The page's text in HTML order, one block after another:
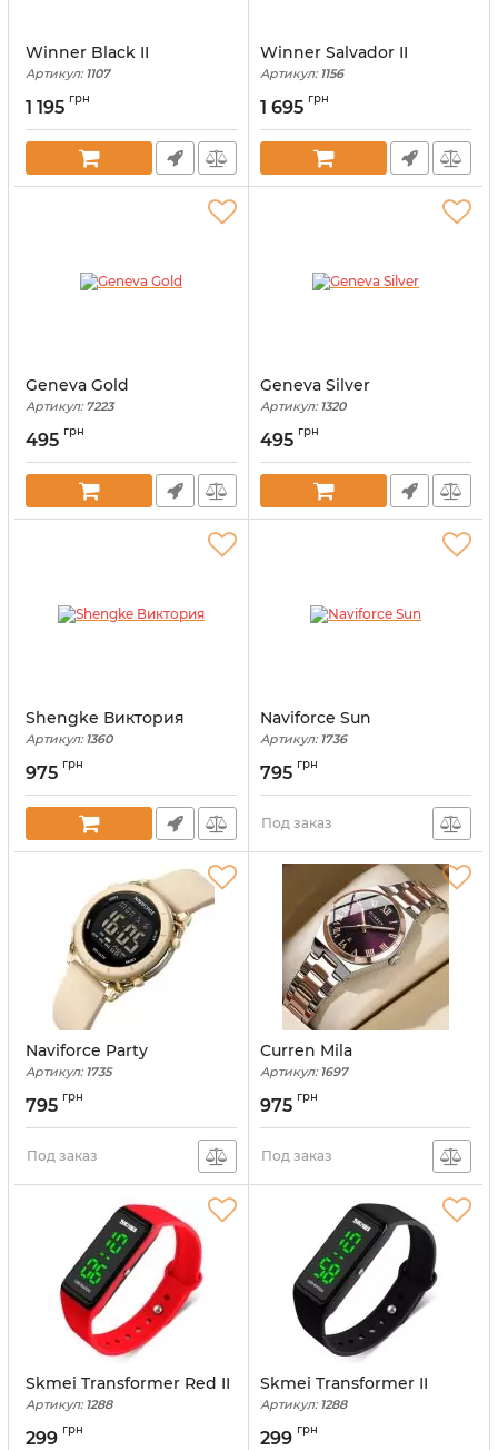
Winner Black II
Артикул:1107
1 195 грн
Winner Salvador II
Артикул:1156
1 695 грн
Geneva Gold
Артикул:7223
495 грн
Geneva Silver
Артикул:1320
495 грн
Shengke Виктория
Артикул:1360
975 грн
Naviforce Sun
Артикул:1736
795 грн
Под заказ
Naviforce Party
Артикул:1735
795 грн
Под заказ
Curren Mila
Артикул:1697
975 грн
Под заказ
Skmei Transformer Red II
Артикул:1288
299 грн
Skmei Transformer II
Артикул:1288
299 грн